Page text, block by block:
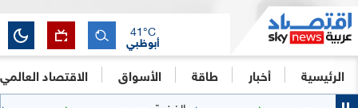
الرئيسية أخبار طاقة الأسواق الاقتصاد العالمي
أبوظبي
41°C